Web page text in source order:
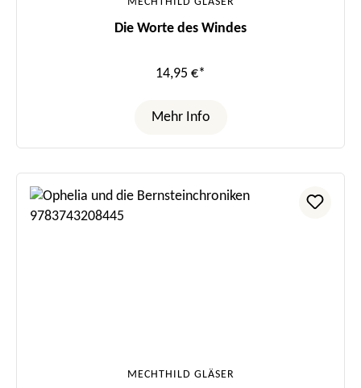
Die Worte des Windes
14,95 €*
Mehr Info
MECHTHILD GLÄSER